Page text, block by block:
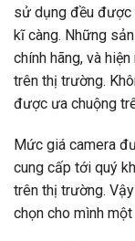
sử dụng đều được
kĩ càng. Những
chính hãng, và
trên thị trường.
được ưa chuộng
Mức giá camera
cung cấp tới quý
trên thị trường.
chọn cho mình